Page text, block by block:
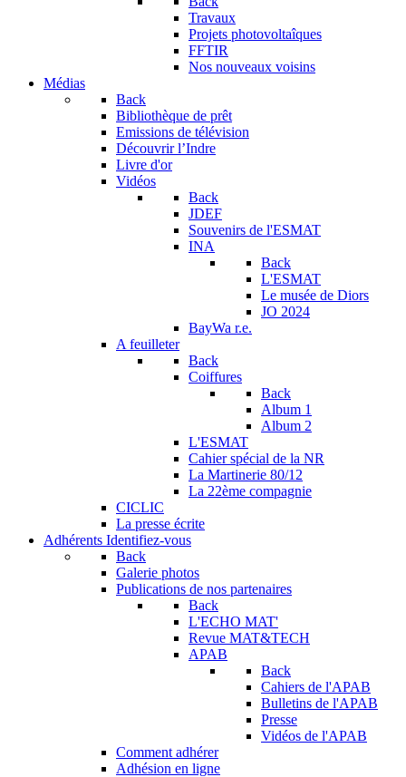
Travaux
Projets photovoltaîques
FFTIR
Nos nouveaux voisins
Médias
Back
Bibliothèque de prêt
Emissions de télévision
Découvrir l’Indre
Livre d'or
Vidéos
Back
JDEF
Souvenirs de l'ESMAT
INA
Back
L'ESMAT
Le musée de Diors
JO 2024
BayWa r.e.
A feuilleter
Back
Coiffures
Back
Album 1
Album 2
L'ESMAT
Cahier spécial de la NR
La Martinerie 80/12
La 22ème compagnie
CICLIC
La presse écrite
Adhérents Identifiez-vous
Back
Galerie photos
Publications de nos partenaires
Back
L'ECHO MAT'
Revue MAT&TECH
APAB
Back
Cahiers de l'APAB
Bulletins de l'APAB
Presse
Vidéos de l'APAB
Comment adhérer
Adhésion en ligne